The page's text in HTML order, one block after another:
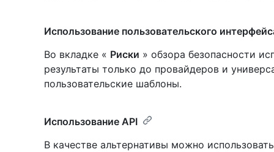
Использование пользовательского
Во вкладке « Риски » обзора безопасности
результаты только до провайдеров и
пользовательские шаблоны.
Использование API
В качестве альтернативы можно